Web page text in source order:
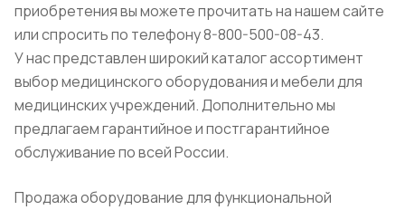
приобретения вы можете прочитать на нашем сайте
или спросить по телефону 8-800-500-08-43.
У нас представлен широкий каталог ассортимент
выбор медицинского оборудования и мебели для
медицинских учреждений. Дополнительно мы
предлагаем гарантийное и постгарантийное
обслуживание по всей России.
Продажа оборудование для функциональной